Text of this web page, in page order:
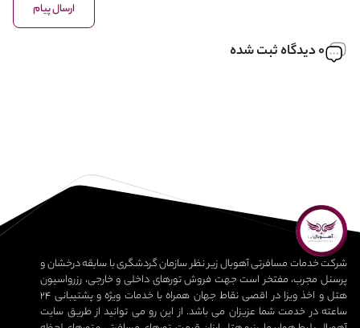
ارسال پیام
0 دیدگاه ثبت شده
شرکت خدمات مسافرتی آهوبال زیر نظر سازمان گردشگری با سابقه درخشان و
پرسنل مجرب، مفتخر است جهت فروش تورهای داخلی و خارجی، رزرواسیون
هتل و اخذ ویزا در اقصی نقاط جهان همراه با خدمات ویژه و پشتیبانی 24
ساعته در خدمت شما عزیزان می باشد. از این رو می توانید از طریق سایت